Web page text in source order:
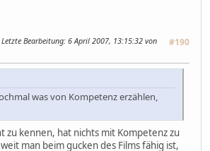
#190
Letzte Bearbeitung: 6 April 2007, 13:15:32 von
was von Kompetenz erzählen,
zu kennen, hat nichts mit Kompetenz zu
man beim gucken des Films fähig ist,